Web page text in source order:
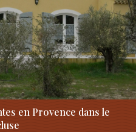
en Provence dans le